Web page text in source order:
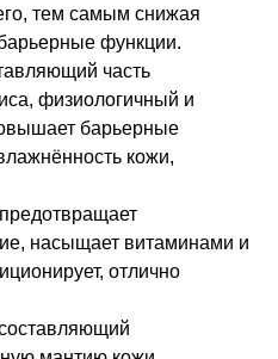
тем самым снижая
функции.
часть
физиологичный и
барьерные
кожи,
насыщает витаминами и
отлично